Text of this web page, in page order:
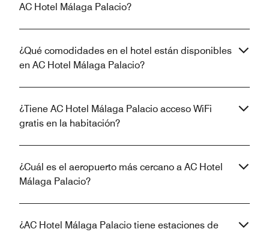
AC Hotel Málaga Palacio?
¿Qué comodidades en el hotel están disponibles
en AC Hotel Málaga Palacio?
¿Tiene AC Hotel Málaga Palacio acceso WiFi
gratis en la habitación?
¿Cuál es el aeropuerto más cercano a AC Hotel
Málaga Palacio?
¿AC Hotel Málaga Palacio tiene estaciones de